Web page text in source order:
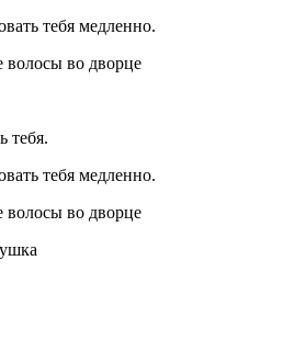
тебя медленно.
волосы во дворце
тебя.
тебя медленно.
волосы во дворце